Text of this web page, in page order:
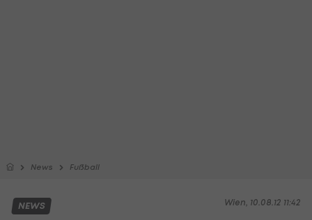
News Fußball
Wien, 10.08.12 11:42
NEWS